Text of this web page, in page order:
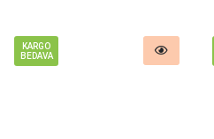
KARGO
BEDAVA